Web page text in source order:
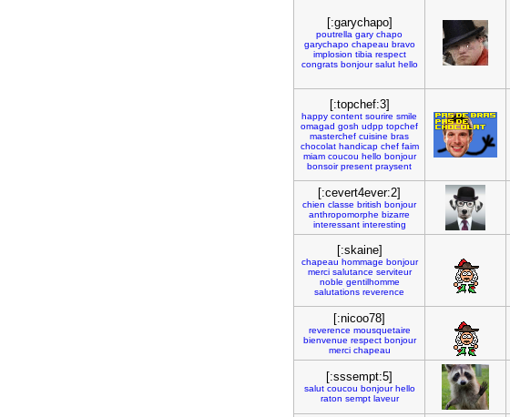
[:garychapo]
poutrella gary chapo
garychapo chapeau bravo
implosion tibia respect
congrats bonjour salut hello
[:topchef:3]
happy content sourire smile
omagad gosh udpp topchef
masterchef cuisine bras
chocolat handicap chef faim
miam coucou hello bonjour
bonsoir present praysent
[:cevert4ever:2]
chien classe british bonjour
anthropomorphe bizarre
interessant interesting
[:skaine]
chapeau hommage bonjour
merci salutance serviteur
noble gentilhomme
salutations reverence
[:nicoo78]
reverence mousquetaire
bienvenue respect bonjour
merci chapeau
[:sssempt:5]
salut coucou bonjour hello
raton sempt laveur